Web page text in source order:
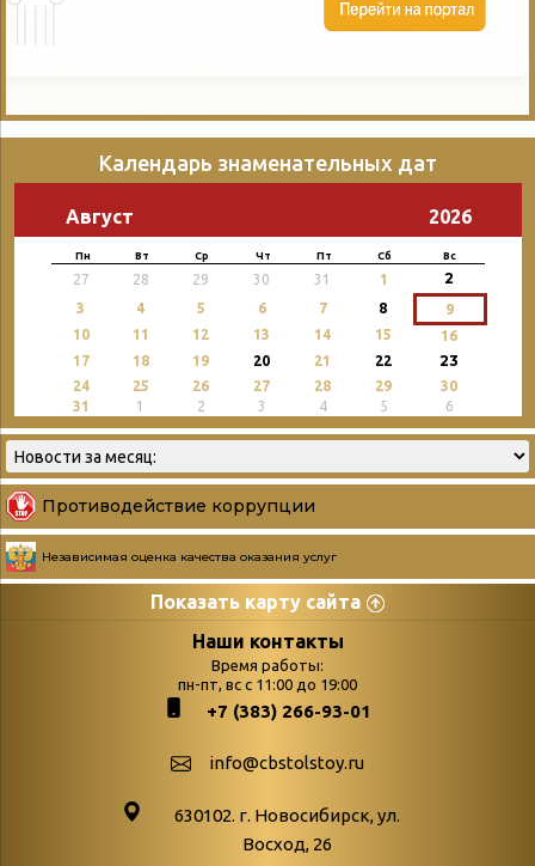
Календарь знаменательных дат
Август 2026
Пн Вт Ср Чт Пт Сб Вс
27 28 29 30 31 1 2
3 4 5 6 7 8
9
10
11 12 13 14 15
16
17
18 19 20 21 22 23
24 25 26 27 28 29
30
31
1 2 3 4 5 6
Противодействие коррупции
Независимая оценка качества оказания услуг
Показать карту сайта
Страницы
podvedenie-itogov-festivalya-
paskhalnaya-palitra
поступлений
Война. Народ.
Наши контакты
Время работы:
пн-пт, вс с 11:00 до 19:00
+7 (383) 266-93-01
info@cbstolstoy.ru
630102. г. Новосибирск, ул.
Восход, 26